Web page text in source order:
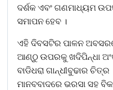
ଦର୍ଶକ ଏବଂ ଗଣମାଧ୍ୟମ
ସମାପନ ହେବ ।
ଏହି ଦିବସଟିର ପାଳନ
ଆଣ୍ଠୁ ଉପରକୁ ଖଦିପିନ୍ଧା
ବାଡିଧରା ଗାନ୍ଧୀବୁଢାର
ମାନବବାଦରେ ଭରସା ସହ